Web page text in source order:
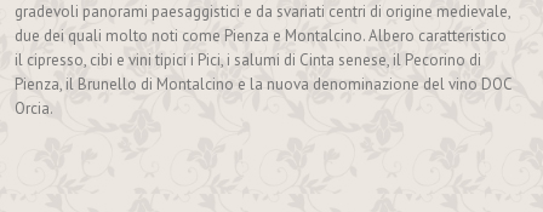
gradevoli panorami paesaggistici e da svariati centri di origine medievale,
due dei quali molto noti come Pienza e Montalcino. Albero caratteristico
il cipresso, cibi e vini tipici i Pici, i salumi di Cinta senese, il Pecorino di
Pienza, il Brunello di Montalcino e la nuova denominazione del vino DOC
Orcia.